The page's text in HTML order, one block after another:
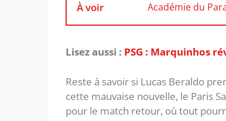
À voir Académie du
Lisez aussi : PSG : Marquinhos
Reste à savoir si Lucas Beraldo
cette mauvaise nouvelle, le Paris
pour le match retour, où tout